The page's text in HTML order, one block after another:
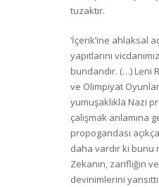
tuzaktır.
‘İçerik’ine ahlaksal
yapıtlarını
bundandır. (…) Leni
ve Olimpiyat
yumuşaklıkla Nazi
çalışmak anlamına
propogandası
daha vardır ki bunu
Zekanın, zarifliğin
devinimlerini